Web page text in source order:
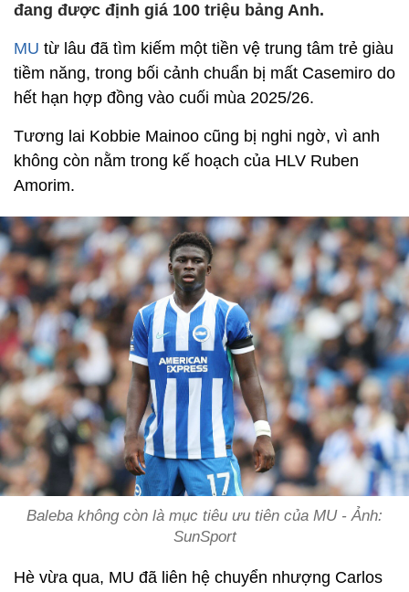
đang được định giá 100 triệu bảng Anh.
MU từ lâu đã tìm kiếm một tiền vệ trung tâm trẻ giàu
tiềm năng, trong bối cảnh chuẩn bị mất Casemiro do
hết hạn hợp đồng vào cuối mùa 2025/26.
Tương lai Kobbie Mainoo cũng bị nghi ngờ, vì anh
không còn nằm trong kế hoạch của HLV Ruben
Amorim.
Baleba không còn là mục tiêu ưu tiên của MU - Ảnh:
SunSport
Hè vừa qua, MU đã liên hệ chuyển nhượng Carlos